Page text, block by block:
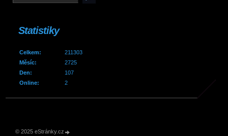
Statistiky
Online: 2
Celkem:
211303
Měsíc:
2725
Den:
107
© 2025 eStránky.cz